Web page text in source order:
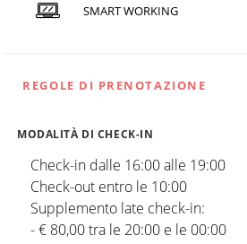
SMART WORKING
REGOLE DI PRENOTAZIONE
MODALITÀ DI CHECK-IN
Check-in dalle 16:00 alle 19:00
Check-out entro le 10:00
Supplemento late check-in:
- € 80,00 tra le 20:00 e le 00:00